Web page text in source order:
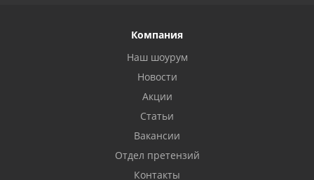
Компания
Наш шоурум
Новости
Акции
Статьи
Вакансии
Отдел претензий
Контакты